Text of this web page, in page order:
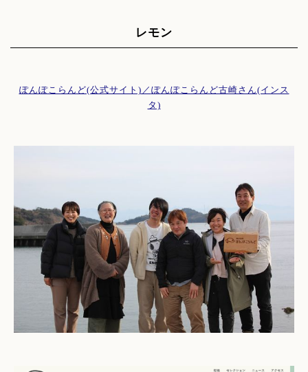
レモン
ぽんぽこらんど(公式サイト)／ ぽんぽこらんど古崎さん(インス
タ)